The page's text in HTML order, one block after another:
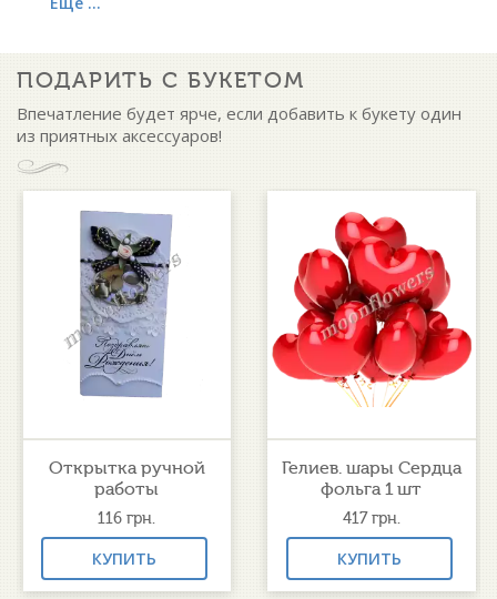
ПОДАРИТЬ С БУКЕТОМ
Впечатление будет ярче, если добавить к букету один
из приятных аксессуаров!
Открытка ручной
работы
116грн.
КУПИТЬ
Гелиев. шары Сердца
фольга 1 шт
417грн.
КУПИТЬ